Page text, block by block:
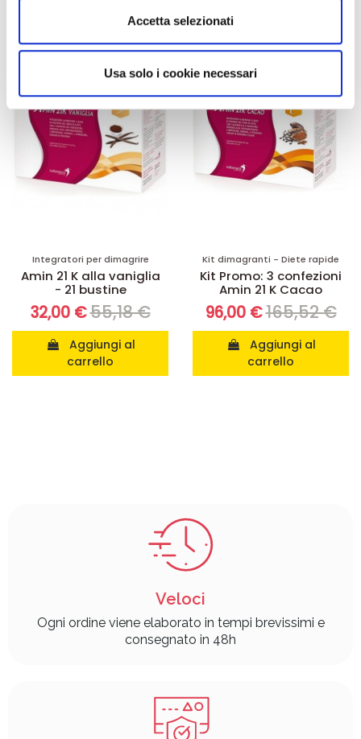
Utilizziamo i cookie per personalizzare contenuti ed
analizzare il nostro traffico. Condividiamo inoltre
informazioni sul modo in cui utilizza il nostro sito con i
nostri partner che si occupano di analisi dei dati web,
pubblicità e social media, i quali potrebbero combinarle
con altre informazioni che ha fornito loro o che hanno
raccolto dal suo utilizzo dei loro servizi.
Accetta selezionati
Usa solo i cookie necessari
Integratori per dimagrire
Amin 21 K alla vaniglia
- 21 bustine
32,00 €55,18 €
carrello
-42%
Kit dimagranti - Diete rapide
Kit Promo: 3 confezioni
Amin 21 K Cacao
96,00 €165,52 €
carrello
-42%
Veloci
Ogni ordine viene elaborato in tempi brevissimi e
consegnato in 48h